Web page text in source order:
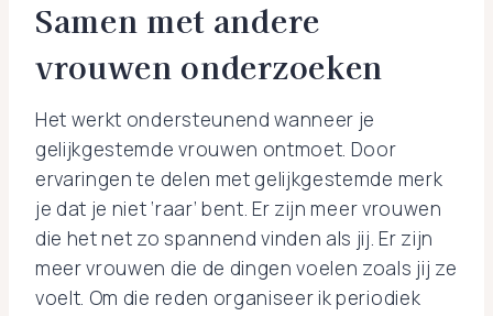
Samen met andere
vrouwen onderzoeken
Het werkt ondersteunend wanneer je
gelijkgestemde vrouwen ontmoet. Door
ervaringen te delen met gelijkgestemde merk
je dat je niet ‘raar’ bent. Er zijn meer vrouwen
die het net zo spannend vinden als jij. Er zijn
meer vrouwen die de dingen voelen zoals jij ze
voelt. Om die reden organiseer ik periodiek